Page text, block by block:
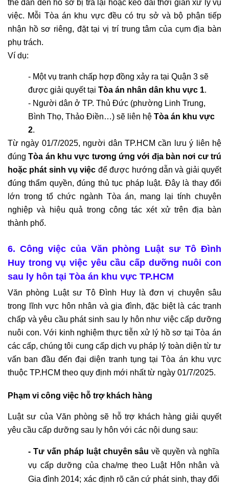
thể dẫn đến hồ sơ bị trả lại hoặc kéo dài thời gian xử lý vụ
việc. Mỗi Tòa án khu vực đều có trụ sở và bộ phận tiếp
nhận hồ sơ riêng, đặt tại vị trí trung tâm của cụm địa bàn
phụ trách.
Ví dụ:
- Một vụ tranh chấp hợp đồng xảy ra tại Quận 3 sẽ
được giải quyết tại Tòa án nhân dân khu vực 1.
- Người dân ở TP. Thủ Đức (phường Linh Trung,
Bình Thọ, Thảo Điền…) sẽ liên hệ Tòa án khu vực
2.
Từ ngày 01/7/2025, người dân TP.HCM cần lưu ý liên hệ
đúng Tòa án khu vực tương ứng với địa bàn nơi cư trú
hoặc phát sinh vụ việc để được hướng dẫn và giải quyết
đúng thẩm quyền, đúng thủ tục pháp luật. Đây là thay đổi
lớn trong tổ chức ngành Tòa án, mang lại tính chuyên
nghiệp và hiệu quả trong công tác xét xử trên địa bàn
thành phố.
6. Công việc của Văn phòng Luật sư Tô Đình
Huy trong vụ việc yêu cầu cấp dưỡng nuôi con
sau ly hôn tại Tòa án khu vực TP.HCM
Văn phòng Luật sư Tô Đình Huy là đơn vị chuyên sâu
trong lĩnh vực hôn nhân và gia đình, đặc biệt là các tranh
chấp và yêu cầu phát sinh sau ly hôn như việc cấp dưỡng
nuôi con. Với kinh nghiệm thực tiễn xử lý hồ sơ tại Tòa án
các cấp, chúng tôi cung cấp dịch vụ pháp lý toàn diện từ tư
vấn ban đầu đến đại diện tranh tụng tại Tòa án khu vực
thuộc TP.HCM theo quy định mới nhất từ ngày 01/7/2025.
Phạm vi công việc hỗ trợ khách hàng
Luật sư của Văn phòng sẽ hỗ trợ khách hàng giải quyết
yêu cầu cấp dưỡng sau ly hôn với các nội dung sau:
- Tư vấn pháp luật chuyên sâu về quyền và nghĩa
vụ cấp dưỡng của cha/mẹ theo Luật Hôn nhân và
Gia đình 2014; xác định rõ căn cứ phát sinh, thay đổi